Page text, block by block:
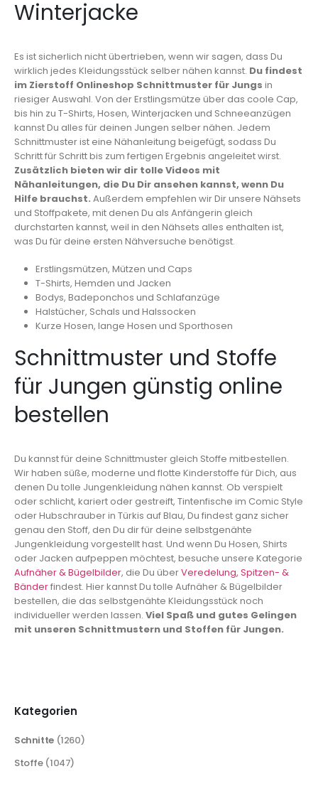
Winterjacke
Es ist sicherlich nicht übertrieben, wenn wir sagen, dass Du
wirklich jedes Kleidungsstück selber nähen kannst. Du findest
im Zierstoff Onlineshop Schnittmuster für Jungs in
riesiger Auswahl. Von der Erstlingsmütze über das coole Cap,
bis hin zu T-Shirts, Hosen, Winterjacken und Schneeanzügen
kannst Du alles für deinen Jungen selber nähen. Jedem
Schnittmuster ist eine Nähanleitung beigefügt, sodass Du
Schritt für Schritt bis zum fertigen Ergebnis angeleitet wirst.
Zusätzlich bieten wir dir tolle Videos mit
Nähanleitungen, die Du Dir ansehen kannst, wenn Du
Hilfe brauchst. Außerdem empfehlen wir Dir unsere Nähsets
und Stoffpakete, mit denen Du als Anfängerin gleich
durchstarten kannst, weil in den Nähsets alles enthalten ist,
was Du für deine ersten Nähversuche benötigst.
Erstlingsmützen, Mützen und Caps
T-Shirts, Hemden und Jacken
Bodys, Badeponchos und Schlafanzüge
Halstücher, Schals und Halssocken
Kurze Hosen, lange Hosen und Sporthosen
Schnittmuster und Stoffe
für Jungen günstig online
bestellen
Du kannst für deine Schnittmuster gleich Stoffe mitbestellen.
Wir haben süße, moderne und flotte Kinderstoffe für Dich, aus
denen Du tolle Jungenkleidung nähen kannst. Ob verspielt
oder schlicht, kariert oder gestreift, Tintenfische im Comic Style
oder Hubschrauber in Türkis auf Blau, Du findest ganz sicher
genau den Stoff, den Du dir für deine selbstgenähte
Jungenkleidung vorgestellt hast. Und wenn Du Hosen, Shirts
oder Jacken aufpeppen möchtest, besuche unsere Kategorie
Aufnäher & Bügelbilder, die Du überVeredelung, Spitzen- &
Bänderfindest. Hier kannst Du tolle Aufnäher & Bügelbilder
bestellen, die das selbstgenähte Kleidungsstück noch
individueller werden lassen. Viel Spaß und gutes Gelingen
mit unseren Schnittmustern und Stoffen für Jungen.
Kategorien
Schnitte (1260)
Stoffe (1047)